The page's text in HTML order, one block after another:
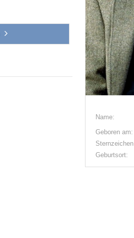
Name:
Geboren am:
Sternzeichen
Geburtsort: